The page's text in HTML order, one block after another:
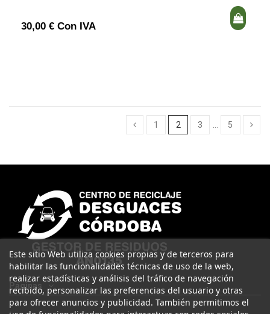
30,00 € Con IVA
1 2 3 5
Páginas
Este sitio Web utiliza cookies propias y de terceros para
habilitar las funcionalidades técnicas de uso de la web,
realizar estadísticas y análisis del tráfico de navegación
recibido, personalizar las preferencias del usuario y otras
para ofrecer anuncios y publicidad. También permitimos el